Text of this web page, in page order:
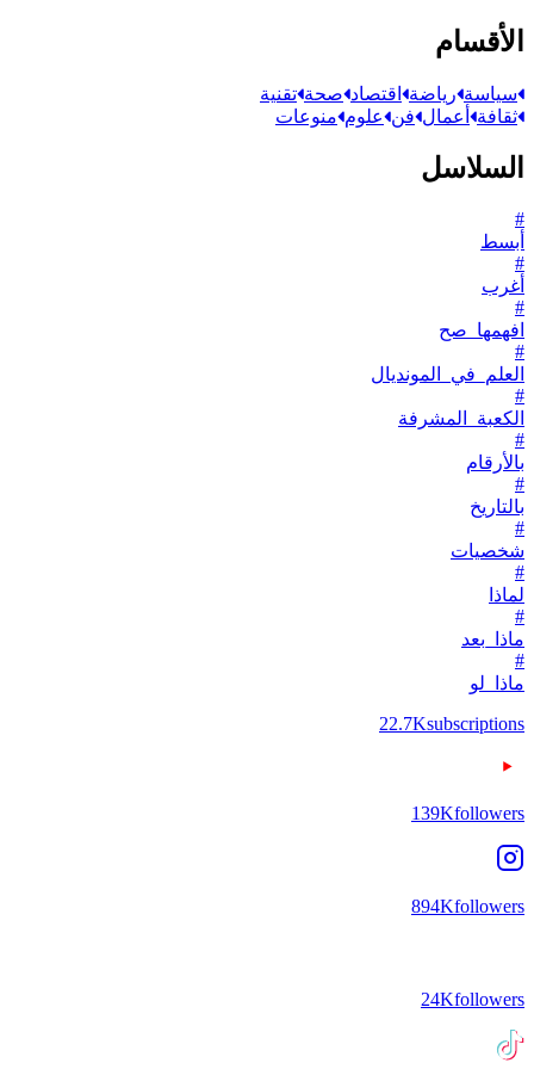
الأقسام
سياسة رياضة اقتصاد صحة تقنية
ثقافة أعمال فن علوم منوعات
السلاسل
#
أبسط
#
أغرب
#
افهمها_صح
#
العلم_في_المونديال
#
الكعبة_المشرفة
#
بالأرقام
#
بالتاريخ
#
شخصيات
#
لماذا
#
ماذا_بعد
#
ماذا_لو
22.7Ksubscriptions
139Kfollowers
894Kfollowers
24Kfollowers